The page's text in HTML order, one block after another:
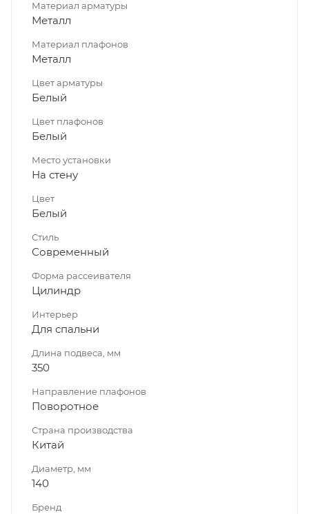
Материал арматуры
Металл
Материал плафонов
Металл
Цвет арматуры
Белый
Цвет плафонов
Белый
Место установки
На стену
Цвет
Белый
Стиль
Современный
Форма рассеивателя
Цилиндр
Интерьер
Для спальни
Длина подвеса, мм
350
Направление плафонов
Поворотное
Страна производства
Китай
Диаметр, мм
140
Бренд